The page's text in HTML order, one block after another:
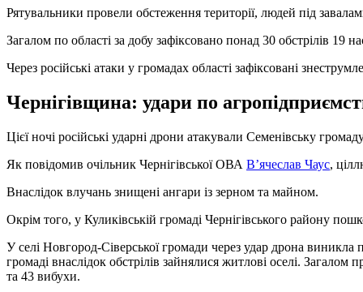
Рятувальники провели обстеження території, людей під
Загалом по області за добу зафіксовано понад 30 обстрілів 19
Через російські атаки у громадах області зафіксовані
Чернігівщина: удари по
Цієї ночі російські ударні дрони атакували Семенівську
Як повідомив очільник Чернігівської ОВА В’ячеслав Чаус,
Внаслідок влучань знищені ангари із зерном та майном.
Окрім того, у Куликівській громаді Чернігівського району
У селі Новгород-Сіверської громади через удар дрона
громаді внаслідок обстрілів зайнялися житлові оселі. Загалом
та 43 вибухи.